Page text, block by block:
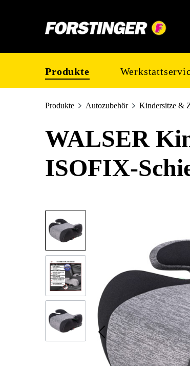
Produkte
Produkte Autozubehör Kindersitze &
WALSER
ISOFIX-